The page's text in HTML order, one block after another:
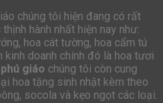
chúng tôi hiện đang có rất
hành nhất hiện nay như:
hoa cát tường, hoa cẩm tú
kinh doanh chính đó là hoa tươi
giáo chúng tôi còn cung
hoa tặng sinh nhật kèm theo
socola và kẹo ngọt các loại.